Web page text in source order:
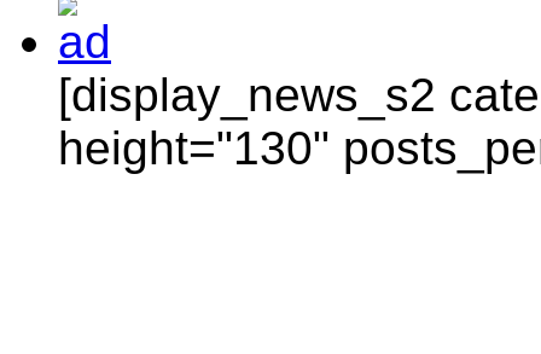
[display_news_s2
height="130"